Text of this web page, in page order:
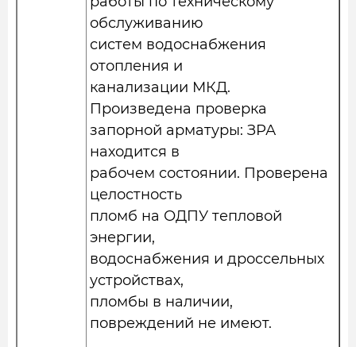
обслуживанию
систем водоснабжения
отопления и
канализации МКД.
Произведена проверка
запорной арматуры: ЗРА
находится в
рабочем состоянии. Проверена
целостность
пломб на ОДПУ тепловой
энергии,
водоснабжения и дроссельных
устройствах,
пломбы в наличии,
повреждений не имеют.